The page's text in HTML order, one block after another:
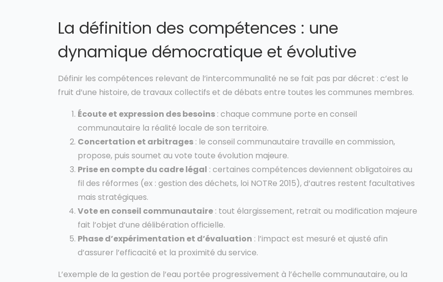
La définition des compétences : une
dynamique démocratique et évolutive
Définir les compétences relevant de l’intercommunalité ne se fait pas par décret : c’est le
fruit d’une histoire, de travaux collectifs et de débats entre toutes les communes membres.
Écoute et expression des besoins : chaque commune porte en conseil
communautaire la réalité locale de son territoire.
Concertation et arbitrages : le conseil communautaire travaille en commission,
propose, puis soumet au vote toute évolution majeure.
Prise en compte du cadre légal : certaines compétences deviennent obligatoires au
fil des réformes (ex : gestion des déchets, loi NOTRe 2015), d’autres restent facultatives
mais stratégiques.
Vote en conseil communautaire : tout élargissement, retrait ou modification majeure
fait l’objet d’une délibération officielle.
Phase d’expérimentation et d’évaluation : l’impact est mesuré et ajusté afin
d’assurer l’efficacité et la proximité du service.
L’exemple de la gestion de l’eau portée progressivement à l’échelle communautaire, ou la